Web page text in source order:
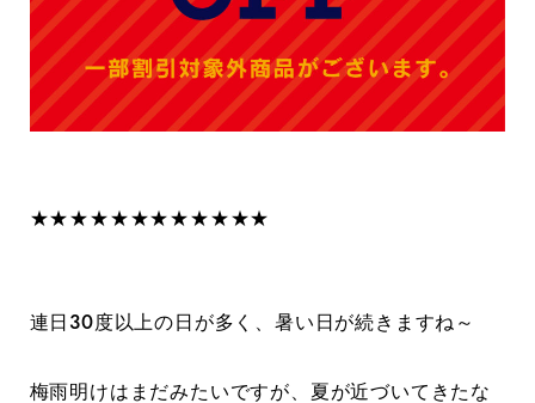
★★★★★★★★★★★★
連日30度以上の日が多く、暑い日が続きますね～
梅雨明けはまだみたいですが、夏が近づいてきたな